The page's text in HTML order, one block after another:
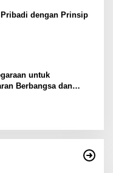
dengan Prinsip
untuk
Berbangsa dan